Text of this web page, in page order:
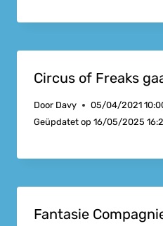
Circus of Freaks
Door Davy
05/04/2021
Geüpdatet op 16/05/2025
Fantasie